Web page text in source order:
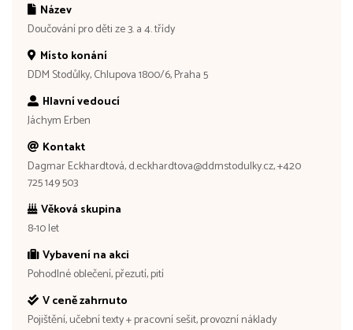
Název
Doučování pro děti ze 3. a 4. třídy
Místo konání
DDM Stodůlky, Chlupova 1800/6, Praha 5
Hlavní vedoucí
Jáchym Erben
Kontakt
Dagmar Eckhardtová, d.eckhardtova@ddmstodulky.cz, +420
725 149 503
Věková skupina
8-10 let
Vybavení na akci
Pohodlné oblečení, přezutí, pití
V ceně zahrnuto
Pojištění, učební texty + pracovní sešit, provozní náklady